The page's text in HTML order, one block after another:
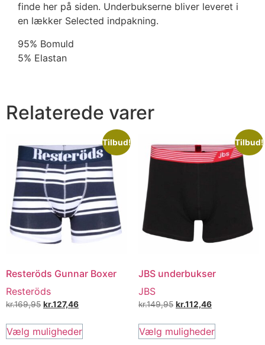
finde her på siden. Underbukserne bliver leveret i
en lækker Selected indpakning.
95% Bomuld
5% Elastan
Relaterede varer
Tilbud!
Resteröds Gunnar Boxer
Resteröds
kr.169,95 kr.127,46
Vælg muligheder
Tilbud!
JBS underbukser
JBS
kr.149,95 kr.112,46
Vælg muligheder